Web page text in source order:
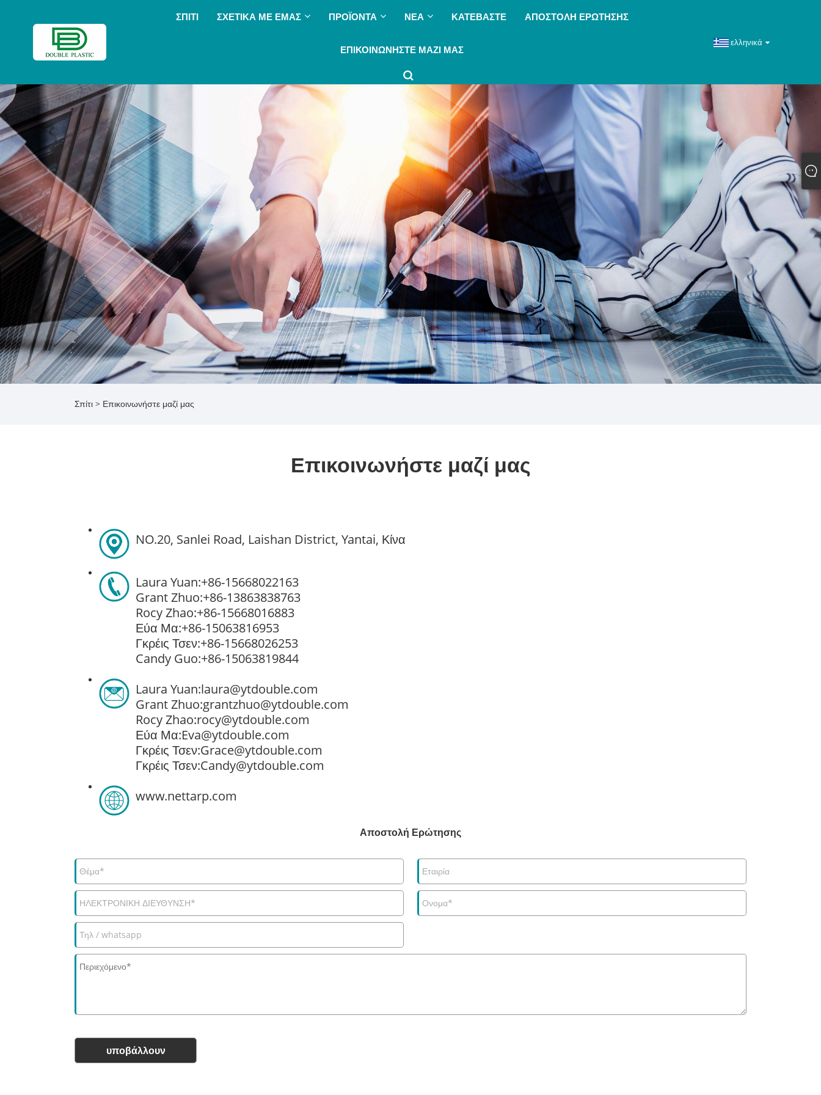
ΣΠΊΤΙ ΣΧΕΤΙΚΆ ΜΕ ΕΜΆΣ ΠΡΟΪΌΝΤΑ ΝΈΑ ΚΑΤΕΒΆΣΤΕ ΑΠΟΣΤΟΛΉ ΕΡΏΤΗΣΗΣ
ΕΠΙΚΟΙΝΩΝΉΣΤΕ ΜΑΖΊ ΜΑΣ
ελληνικά
Σπίτι > Επικοινωνήστε μαζί μας
Επικοινωνήστε μαζί μας
NO.20, Sanlei Road, Laishan District, Yantai, Κίνα
Laura Yuan:+86-15668022163
Grant Zhuo:+86-13863838763
Rocy Zhao:+86-15668016883
Εύα Μα:+86-15063816953
Γκρέις Τσεν:+86-15668026253
Candy Guo:+86-15063819844
Laura Yuan:laura@ytdouble.com
Grant Zhuo:grantzhuo@ytdouble.com
Rocy Zhao:rocy@ytdouble.com
Εύα Μα:Eva@ytdouble.com
Γκρέις Τσεν:Grace@ytdouble.com
Γκρέις Τσεν:Candy@ytdouble.com
www.nettarp.com
Αποστολή Ερώτησης
υποβάλλουν